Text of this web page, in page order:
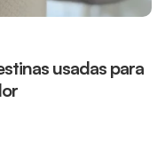
usadas para